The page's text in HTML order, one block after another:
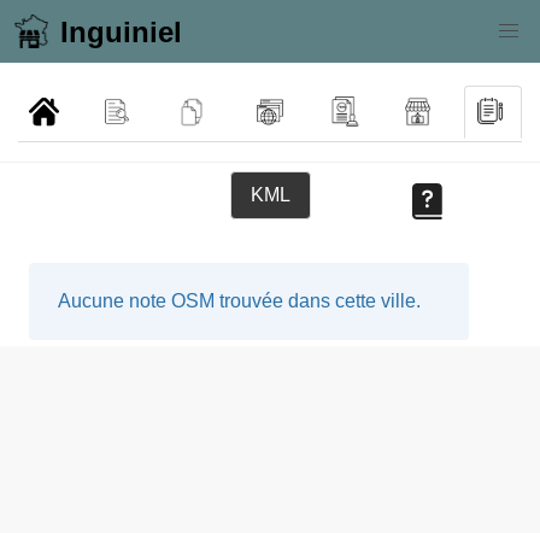
Inguiniel
KML
Aucune note OSM trouvée dans cette ville.